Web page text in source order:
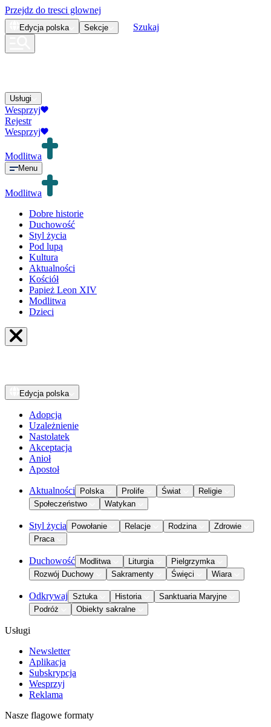
Przejdz do tresci glownej
Edycja polska Sekcje Szukaj
Usługi
Wesprzyj
Rejestr
Wesprzyj
Modlitwa
Menu
Modlitwa
Dobre historie
Duchowość
Styl życia
Pod lupą
Kultura
Aktualności
Kościół
Papież Leon XIV
Modlitwa
Dzieci
Edycja polska
Adopcja
Uzależnienie
Nastolatek
Akceptacja
Anioł
Apostoł
Aktualności Polska Prolife Świat
Religie
Społeczeństwo
Watykan
Styl życia Powołanie Relacje Rodzina
Zdrowie
Praca
Duchowość Modlitwa Liturgia
Pielgrzymka
Rozwój Duchowy
Sakramenty Święci Wiara
Odkrywaj Sztuka Historia
Sanktuaria Maryjne
Podróż
Obiekty sakralne
Usługi
Newsletter
Aplikacja
Subskrypcja
Wesprzyj
Reklama
Nasze flagowe formaty